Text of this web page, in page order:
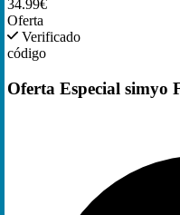
34.99€
Oferta
Verificado
código
Oferta Especial